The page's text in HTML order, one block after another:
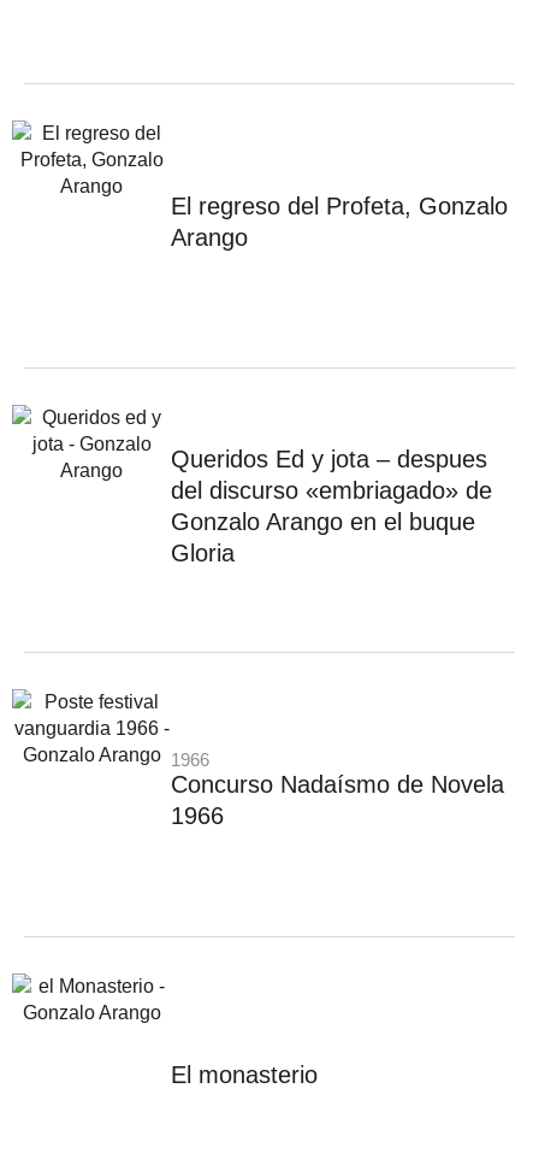
El regreso del Profeta, Gonzalo
Arango
Queridos Ed y jota – despues
del discurso «embriagado» de
Gonzalo Arango en el buque
Gloria
1966
Concurso Nadaísmo de Novela
1966
El monasterio